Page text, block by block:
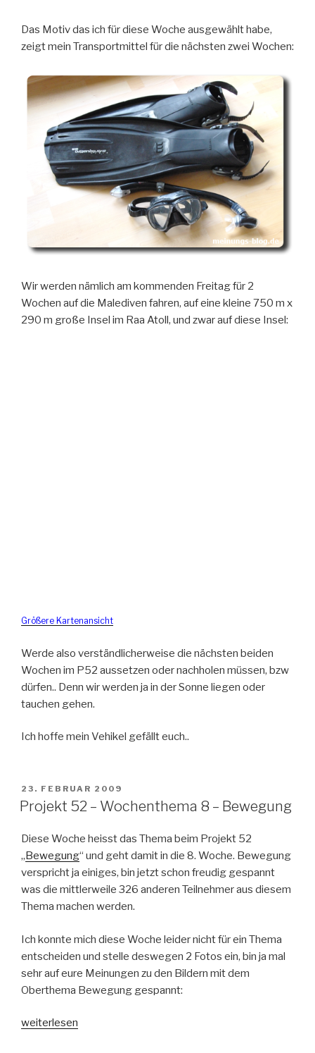
Das Motiv das ich für diese Woche ausgewählt habe,
zeigt mein Transportmittel für die nächsten zwei Wochen:
Wir werden nämlich am kommenden Freitag für 2
Wochen auf die Malediven fahren, auf eine kleine 750 m x
290 m große Insel im Raa Atoll, und zwar auf diese Insel:
Größere Kartenansicht
Werde also verständlicherweise die nächsten beiden
Wochen im P52 aussetzen oder nachholen müssen, bzw
dürfen.. Denn wir werden ja in der Sonne liegen oder
tauchen gehen.
Ich hoffe mein Vehikel gefällt euch..
VERÖFFENTLICHT
AM
23. FEBRUAR 2009
Projekt 52 – Wochenthema 8 – Bewegung
Diese Woche heisst das Thema beim Projekt 52
„ Bewegung“ und geht damit in die 8. Woche. Bewegung
verspricht ja einiges, bin jetzt schon freudig gespannt
was die mittlerweile 326 anderen Teilnehmer aus diesem
Thema machen werden.
Ich konnte mich diese Woche leider nicht für ein Thema
entscheiden und stelle deswegen 2 Fotos ein, bin ja mal
sehr auf eure Meinungen zu den Bildern mit dem
Oberthema Bewegung gespannt:
„Projekt
weiterlesen